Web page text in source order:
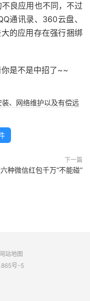
良应用也不同，不过
通讯录、360云盘、
的应用存在强行捆绑
是不是中招了~~
、网络维护以及有偿远
下一篇
种微信红包千万“不能碰”
网站地图
号-5